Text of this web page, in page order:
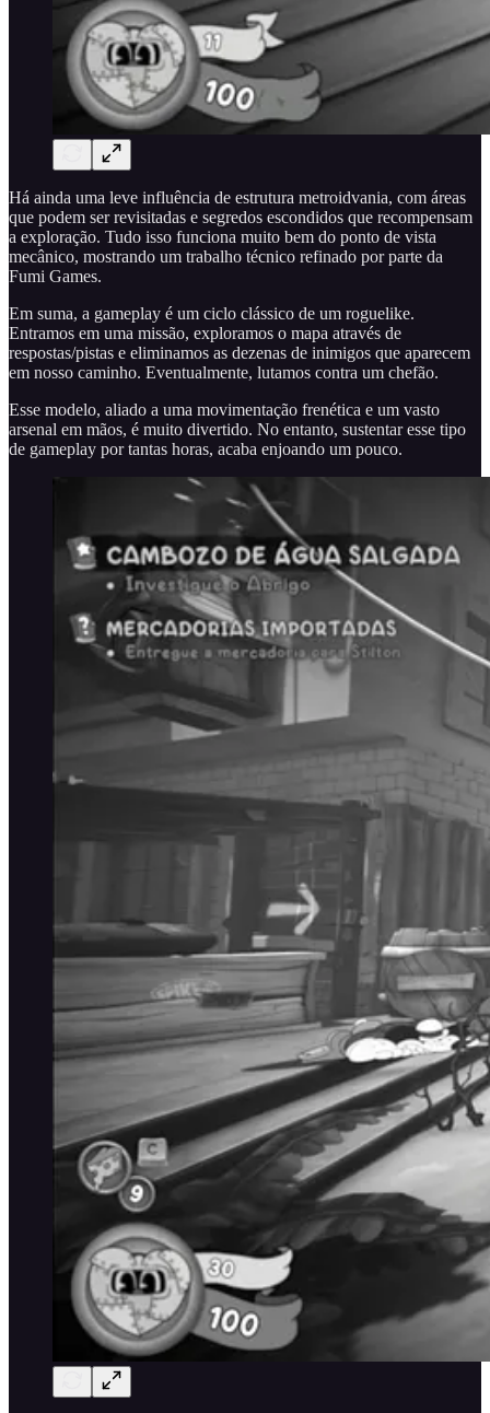
Há ainda uma leve influência de estrutura metroidvania, com áreas
que podem ser revisitadas e segredos escondidos que recompensam
a exploração. Tudo isso funciona muito bem do ponto de vista
mecânico, mostrando um trabalho técnico refinado por parte da
Fumi Games.
Em suma, a gameplay é um ciclo clássico de um roguelike.
Entramos em uma missão, exploramos o mapa através de
respostas/pistas e eliminamos as dezenas de inimigos que aparecem
em nosso caminho. Eventualmente, lutamos contra um chefão.
Esse modelo, aliado a uma movimentação frenética e um vasto
arsenal em mãos, é muito divertido. No entanto, sustentar esse tipo
de gameplay por tantas horas, acaba enjoando um pouco.